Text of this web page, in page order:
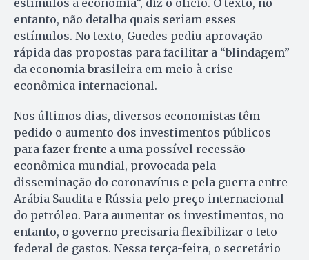
estímulos à economia”, diz o ofício. O texto, no
entanto, não detalha quais seriam esses
estímulos. No texto, Guedes pediu aprovação
rápida das propostas para facilitar a “blindagem”
da economia brasileira em meio à crise
econômica internacional.
Nos últimos dias, diversos economistas têm
pedido o aumento dos investimentos públicos
para fazer frente a uma possível recessão
econômica mundial, provocada pela
disseminação do coronavírus e pela guerra entre
Arábia Saudita e Rússia pelo preço internacional
do petróleo. Para aumentar os investimentos, no
entanto, o governo precisaria flexibilizar o teto
federal de gastos. Nessa terça-feira, o secretário